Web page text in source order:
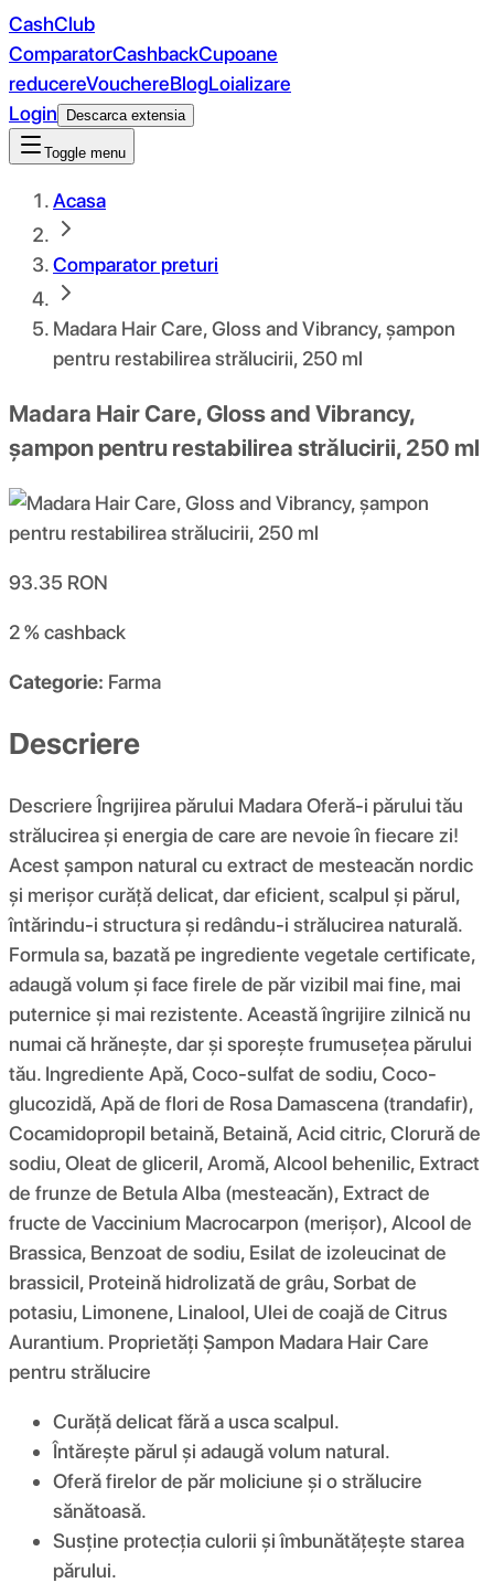
CashClub
ComparatorCashbackCupoane
reducereVouchereBlogLoializare
Login
Descarca extensia
Toggle menu
Acasa
Comparator preturi
Madara Hair Care, Gloss and Vibrancy, șampon
pentru restabilirea strălucirii, 250 ml
Madara Hair Care, Gloss and Vibrancy,
șampon pentru restabilirea strălucirii, 250 ml
93.35 RON
2 %cashback
Categorie: Farma
Descriere
Descriere Îngrijirea părului Madara Oferă-i părului tău
strălucirea și energia de care are nevoie în fiecare zi!
Acest șampon natural cu extract de mesteacăn nordic
și merișor curăță delicat, dar eficient, scalpul și părul,
întărindu-i structura și redându-i strălucirea naturală.
Formula sa, bazată pe ingrediente vegetale certificate,
adaugă volum și face firele de păr vizibil mai fine, mai
puternice și mai rezistente. Această îngrijire zilnică nu
numai că hrănește, dar și sporește frumusețea părului
tău. Ingrediente Apă, Coco-sulfat de sodiu, Coco-
glucozidă, Apă de flori de Rosa Damascena (trandafir),
Cocamidopropil betaină, Betaină, Acid citric, Clorură de
sodiu, Oleat de gliceril, Aromă, Alcool behenilic, Extract
de frunze de Betula Alba (mesteacăn), Extract de
fructe de Vaccinium Macrocarpon (merișor), Alcool de
Brassica, Benzoat de sodiu, Esilat de izoleucinat de
brassicil, Proteină hidrolizată de grâu, Sorbat de
potasiu, Limonene, Linalool, Ulei de coajă de Citrus
Aurantium. Proprietăți Șampon Madara Hair Care
pentru strălucire
Curăță delicat fără a usca scalpul.
Întărește părul și adaugă volum natural.
Oferă firelor de păr moliciune și o strălucire
sănătoasă.
Susține protecția culorii și îmbunătățește starea
părului.